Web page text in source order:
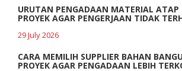
URUTAN PENGADAAN MATERIAL ATAP
PROYEK AGAR PENGERJAAN TIDAK
29 July 2026
CARA MEMILIH SUPPLIER BAHAN
PROYEK AGAR PENGADAAN LEBIH